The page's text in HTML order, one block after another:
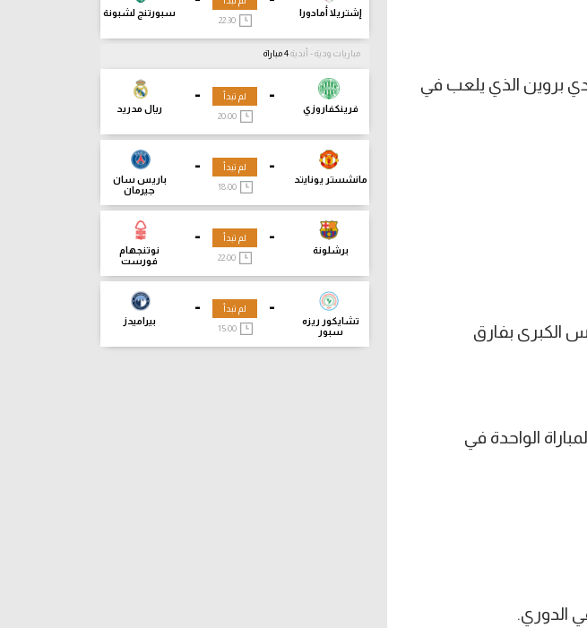
دي بروين الذي يلعب في
الكبرى بفارق
ترتيب التمريرات الحاسمة المتوقعة بـ 3.16 في المباراة الواحدة في
إشتريلا أمادورا سبورتنج لشبونة
22:30
مباريات ودية - أندية
-
فرينكفاروزي
-
ريال مدريد
لم تبدأ
20:00
-
مانشستر يونايتد
-
باريس سان
جيرمان
لم تبدأ
18:00
-
برشلونة
-
نوتنجهام
فورست
لم تبدأ
-
تشايكور ريزه
سبور
-
بيراميدز
لم تبدأ
15:00